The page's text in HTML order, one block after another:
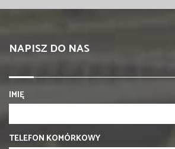
NAPISZ DO NAS
IMIĘ
TELEFON KOMÓRKOWY